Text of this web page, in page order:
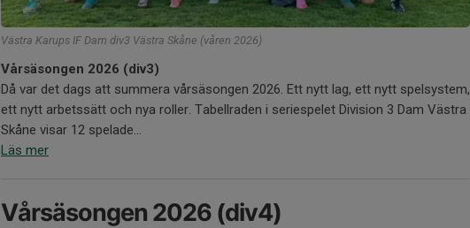
Västra Karups IF Dam div3 Västra Skåne (våren 2026)
Vårsäsongen 2026 (div3)
Då var det dags att summera vårsäsongen 2026. Ett nytt lag, ett nytt spelsystem,
ett nytt arbetssätt och nya roller. Tabellraden i seriespelet Division 3 Dam Västra
Skåne visar 12 spelade...
Läs mer
Vårsäsongen 2026 (div4)